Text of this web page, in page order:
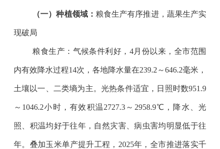
（一）种植领域： 粮食生产有序推进，蔬果生产实
现破局
粮食生产：气候条件利好， 4月份以来，全市范围
内有效降水过程14次，各地降水量在239.2 ～646.2毫米，
土壤以一、二类墒为主。光热条件适宜，日照时数951.9
～ 1046.2小时，有效积温2727.3 ～ 2958.9℃ ，降水、光
照、积温均好于往年，自然灾害、病虫害均明显低于往
年。叠加玉米单产提升工程， 2025年，全市推进落实千